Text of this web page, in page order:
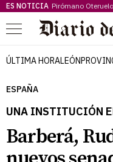
ES NOTICIA Pirómano Oteruelo
Menú
ÚLTIMA HORALEÓN
ESPAÑA
UNA INSTITUCIÓN
Barberá,